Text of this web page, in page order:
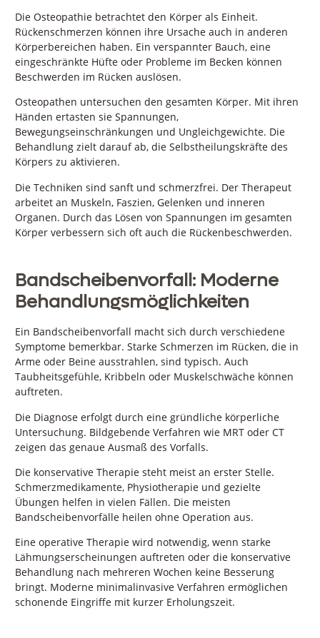
Die Osteopathie betrachtet den Körper als Einheit.
Rückenschmerzen können ihre Ursache auch in anderen
Körperbereichen haben. Ein verspannter Bauch, eine
eingeschränkte Hüfte oder Probleme im Becken können
Beschwerden im Rücken auslösen.
Osteopathen untersuchen den gesamten Körper. Mit ihren
Händen ertasten sie Spannungen,
Bewegungseinschränkungen und Ungleichgewichte. Die
Behandlung zielt darauf ab, die Selbstheilungskräfte des
Körpers zu aktivieren.
Die Techniken sind sanft und schmerzfrei. Der Therapeut
arbeitet an Muskeln, Faszien, Gelenken und inneren
Organen. Durch das Lösen von Spannungen im gesamten
Körper verbessern sich oft auch die Rückenbeschwerden.
Bandscheibenvorfall: Moderne
Behandlungsmöglichkeiten
Ein Bandscheibenvorfall macht sich durch verschiedene
Symptome bemerkbar. Starke Schmerzen im Rücken, die in
Arme oder Beine ausstrahlen, sind typisch. Auch
Taubheitsgefühle, Kribbeln oder Muskelschwäche können
auftreten.
Die Diagnose erfolgt durch eine gründliche körperliche
Untersuchung. Bildgebende Verfahren wie MRT oder CT
zeigen das genaue Ausmaß des Vorfalls.
Die konservative Therapie steht meist an erster Stelle.
Schmerzmedikamente, Physiotherapie und gezielte
Übungen helfen in vielen Fällen. Die meisten
Bandscheibenvorfälle heilen ohne Operation aus.
Eine operative Therapie wird notwendig, wenn starke
Lähmungserscheinungen auftreten oder die konservative
Behandlung nach mehreren Wochen keine Besserung
bringt. Moderne minimalinvasive Verfahren ermöglichen
schonende Eingriffe mit kurzer Erholungszeit.